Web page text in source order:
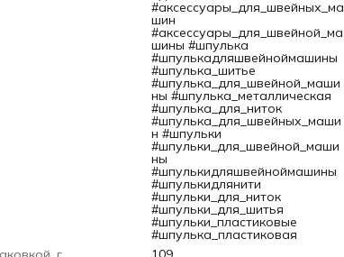
кто занимается квилтингом, пэчворком. Прозрачный
органайзер с крышкой на клипсе решает проблему
Шейте с удовольствием, радуйте модными
себя и окружающих! Шпульки подходят для
швейных машин. Количество: 25 шпулей в контейнере.
шпульки: высота 11,1 мм., диаметр 20,1 мм., диаметр
#аксессуары_для_швейных_ма
шин
#аксессуары_для_швейной_ма
шины #шпулька
#шпулькадляшвейноймашины
#шпулька_шитье
#шпулька_для_швейной_маши
ны #шпулька_металлическая
#шпулька_для_ниток
#шпулька_для_швейных_маши
н #шпульки
#шпульки_для_швейной_маши
ны
#шпулькидляшвейноймашины
#шпулькидлянити
#шпульки_для_ниток
#шпульки_для_шитья
#шпульки_пластиковые
#шпулька_пластиковая